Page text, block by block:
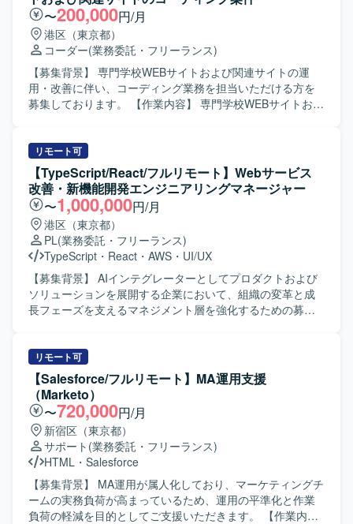
と画面設計を実施していただきます。Figmaを用いたワイヤ
ーフレームやモックアップ、インタラクティブなプロトタ
イプの作成を行い、開発チームやステークホルダーと仕様
をすり合わせながら意思決定から実装までを一気通貫で推
進していただきます。また、競合サービスの調査・分析を
通じて自社サービスの改善点や差別化ポイントを明確に
し、実装後の動作確認や受入テスト、品質確認まで担当し
を求めています。能動的かつ自立的に仕事に取り組み、成
果にこだわりながらデータドリブンに意思決定できる方が
望ましいです。チームとして助け合いながら業務を遂行で
き、失敗を恐れず前向きにチャレンジできる方、自らステ
ークホルダーと積極的にコミュニケーションを取り事業を
推進してくださる方を歓迎いたします。 【ポジションの魅
力】 モダンなWeb開発チームの一員として、新規プロダク
トの企画・設計段階から関わることができます。AIを用い
たSpec Driven Developmentなど、最新の開発手法を実務の
中で経験できる環境です。ライブラリや技術選定にも関与
でき、契約形態にかかわらず設計・実装・コードレビュー
プに集中しながら、主体的にプロダクト価値向上に寄与で
きるポジションです。 【開発環境】 フロントエンドは
ReactおよびTypeScript、MUIを採用し、バックエンドは
NodeおよびTypeScriptで構成されています。インフラには
AWSとCDKを利用し、ソースコード管理およびCI/CDには
GitHubおよびGitHub Actionsを使用しています。デザインに
はFigmaおよびmiro、ドキュメント管理にはNotionを用い、
Slackやバーチャルオフィスツールを活用したコミュニケー
ション環境が整備されています。AIを活用したSpec Driven
Developmentとして、Claude CodeやCursorなどのツール
も導入されています。
〜200,000円/月
港区（東京都）
コーダー(業務委託・フリーランス)
【募集背景】 専門学校WEBサイトおよび関連サイトの運
用・改善に伴い、コーディング業務を担当いただける方を
募集しております。 【作業内容】 専門学校WEBサイトおよ
をもとにしたHTML/CSSでの実装や、既存ページの調整・
改修を中心にご対応いただきます。 【求める人物像】 サイ
トの目的や構成を理解しながら、丁寧かつ正確にコーディ
ングができる方を求めております。コミュニケーションを
取りながら柔軟に対応いただける方ですと望ましいです。
【ポジションの魅力】 教育関連のWEBサイトに継続的に関
わることで、サイト全体の構造や運用方針を踏まえたコー
ディングスキルを身につけていただけます。デザイン意図
を反映した実装に携わることで、より実務的なフロントエ
ンドスキルの向上が期待できます。 【開発環境】
HTML/CSSを中心としたコーディング環境を想定しており
リモート可
【TypeScript/React/フルリモート】Webサービス
改善・新機能開発エンジニアリングマネージャー
〜1,000,000円/月
港区（東京都）
PL(業務委託・フリーランス)
TypeScript ・ React ・ AWS ・ UI/UX
【募集背景】 AIインテグレーターとしてプロダクトおよび
ソリューションを展開する企業において、組織の変革と成
長フェーズを支えるマネジメント層を強化するための募集
り組みをリードしていただきます。エンジニア組織のマネ
ジメントとして、メンバーの1on1や成長支援、レビュー文
化の醸成などのピープルマネジメントもお任せいたしま
す。また、CursorやGeminiを日常業務に組み込んだ「AIと
共に開発する文化」の推進や環境整備にも携わっていただ
きます。 【求める人物像】 能動的にコミュニケーションを
取りながら複数職種を巻き込み、主体的にプロジェクトを
推進できる方を求めております。組織やプロダクトの成長
に高い関心を持ち、変革期の環境を楽しみながらリードい
ただける方が望ましいです。 【ポジションの魅力】 自社プ
ロダクト開発、BPaaS、クライアントワークと複数のチー
リモート可
【Salesforce/フルリモート】MA運用支援
（Marketo）
〜720,000円/月
新宿区（東京都）
サポート (業務委託・フリーランス)
HTML ・ Salesforce
【募集背景】 MA運用が属人化しており、マーケティングチ
ームの実務負荷が高まっているため、運用の平準化と作業
負荷の軽減を目的としてご支援いただきます。 【作業内